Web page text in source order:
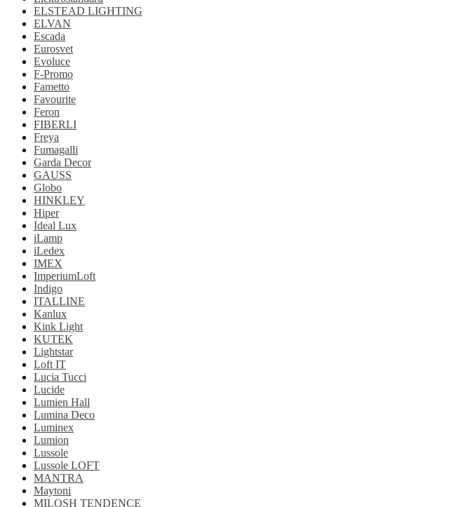
ELSTEAD LIGHTING
ELVAN
Escada
Eurosvet
Evoluce
F-Promo
Fametto
Favourite
Feron
FIBERLI
Freya
Fumagalli
Garda Decor
GAUSS
Globo
HINKLEY
Hiper
Ideal Lux
iLamp
iLedex
IMEX
ImperiumLoft
Indigo
ITALLINE
Kanlux
Kink Light
KUTEK
Lightstar
Loft IT
Lucia Tucci
Lucide
Lumien Hall
Lumina Deco
Luminex
Lumion
Lussole
Lussole LOFT
MANTRA
Maytoni
MILOSH TENDENCE